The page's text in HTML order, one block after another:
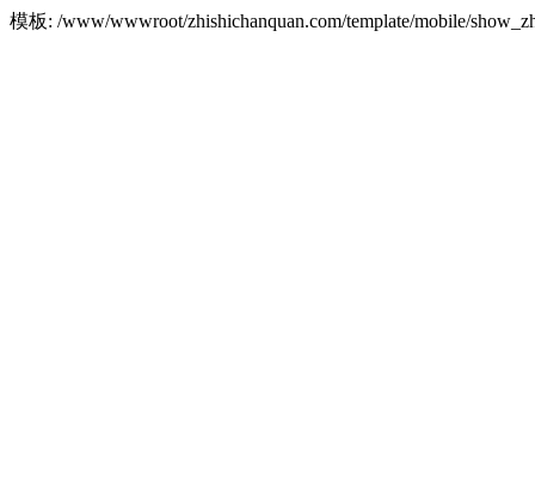
模板: /www/wwwroot/zhishichanquan.com/template/mobile/